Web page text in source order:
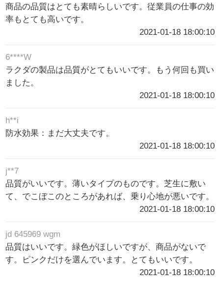
商品の品質はとても素晴らしいです。従業員の仕事の効
率もとても高いです。
2021-01-18 18:00:10
6****W
ラクダの製品は品質がとてもいいです。もう何回も買い
ました。
2021-01-18 18:00:10
h**i
防水効果：まだ大丈夫です。
2021-01-18 18:00:10
j**7
品質がいいです。薄いタイプのものです。芝生に敷い
て、でこぼこのところがあれば、乗り心地が悪いです。
2021-01-18 18:00:10
jd 645969 wgm
品質はいいです。緑色がほしいですが、商品がないで
す。ピンクだけを選んでいます。とてもいいです。
2021-01-18 18:00:10